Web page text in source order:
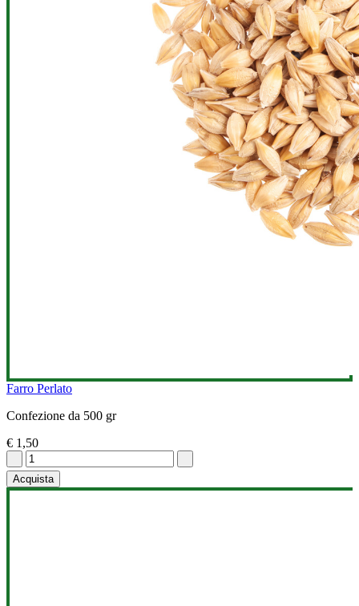
Farro Perlato
Confezione da 500 gr
€ 1,50
Acquista